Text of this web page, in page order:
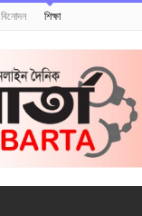
বিনোদন শিক্ষা